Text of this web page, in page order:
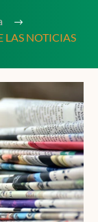
LAS NOTICIAS